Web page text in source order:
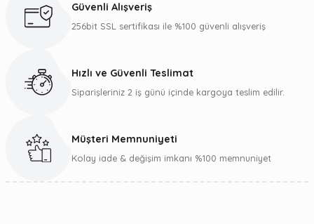
Ürün bilgilerinde hatalar bulunuyor.
Gönder
Güvenli Alışveriş
256bit SSL sertifikası ile %100 güvenli alışveriş
Hızlı ve Güvenli Teslimat
Siparişleriniz 2 iş günü içinde kargoya teslim edilir.
Müşteri Memnuniyeti
Kolay iade & değişim imkanı %100 memnuniyet